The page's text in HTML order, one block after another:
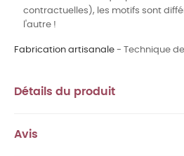
contractuelles), les motifs sont
l'autre !
Fabrication artisanale - Technique de
Détails du produit
Avis